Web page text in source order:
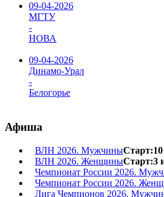
09-04-2026
МГТУ
-
НОВА
09-04-2026
Динамо-Урал
-
Белогорье
Афиша
ВЛН 2026. Мужчины
ВЛН 2026. ЖенщиныСтарт:3
Чемпионат России 2026.
Чемпионат России 2026.
Лига Чемпионов 2026.